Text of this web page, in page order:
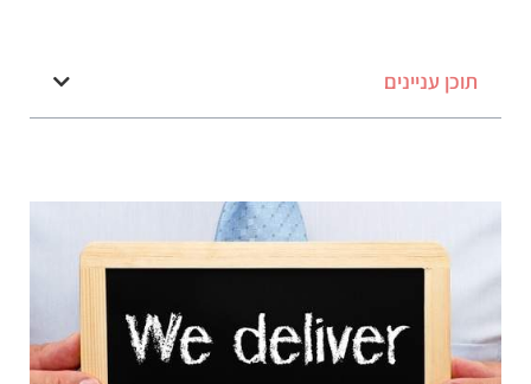
תוכן עניינים